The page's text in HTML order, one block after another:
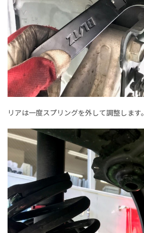
リアは一度スプリングを外して調整します。